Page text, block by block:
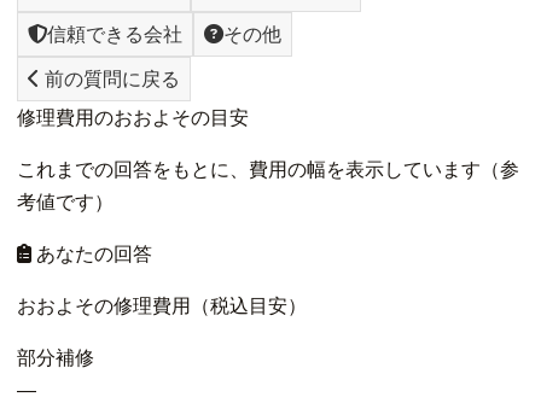
信頼できる会社 その他
前の質問に戻る
修理費用のおおよその目安
これまでの回答をもとに、費用の幅を表示しています（参
考値です）
あなたの回答
おおよその修理費用（税込目安）
部分補修
—